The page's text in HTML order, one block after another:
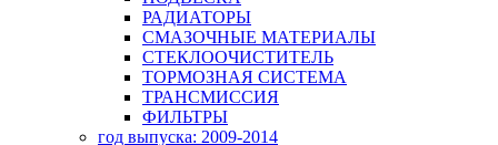
РАДИАТОРЫ
СМАЗОЧНЫЕ МАТЕРИАЛЫ
СТЕКЛООЧИСТИТЕЛЬ
ТОРМОЗНАЯ СИСТЕМА
ТРАНСМИССИЯ
ФИЛЬТРЫ
год выпуска: 2009-2014